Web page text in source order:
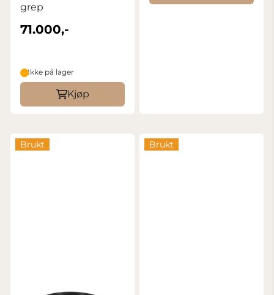
grep
71.000,-
Ikke på lager
Kjøp
Brukt Brukt